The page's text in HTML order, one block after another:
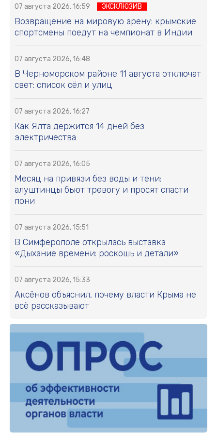
07 августа 2026, 16:59 ЭКСКЛЮЗИВ
Возвращение на мировую арену: крымские
спортсмены поедут на чемпионат в Индии
07 августа 2026, 16:48
В Черноморском районе 11 августа отключат
свет: список сёл и улиц
07 августа 2026, 16:27
Как Ялта держится 14 дней без
электричества
07 августа 2026, 16:05
Месяц на привязи без воды и тени:
алуштинцы бьют тревогу и просят спасти
пони
07 августа 2026, 15:51
В Симферополе открылась выставка
«Дыхание времени: роскошь и детали»
07 августа 2026, 15:33
Аксёнов объяснил, почему власти Крыма не
всё рассказывают